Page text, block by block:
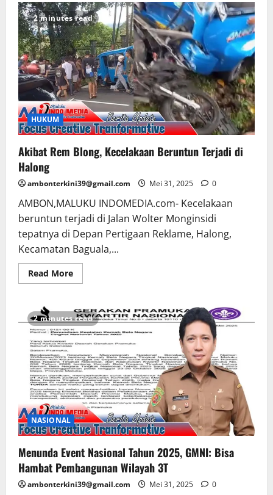
2 minutes read
HUKUM
Akibat Rem Blong, Kecelakaan Beruntun Terjadi di
Halong
ambonterkini39@gmail.com Mei 31, 2025 0
AMBON,MALUKU INDOMEDIA.com- Kecelakaan
beruntun terjadi di Jalan Wolter Monginsidi
tepatnya di Depan Pertigaan Reklame, Halong,
Kecamatan Baguala,...
Read More
2 minutes read
NASIONAL
Menunda Event Nasional Tahun 2025, GMNI: Bisa
Hambat Pembangunan Wilayah 3T
ambonterkini39@gmail.com Mei 31, 2025 0